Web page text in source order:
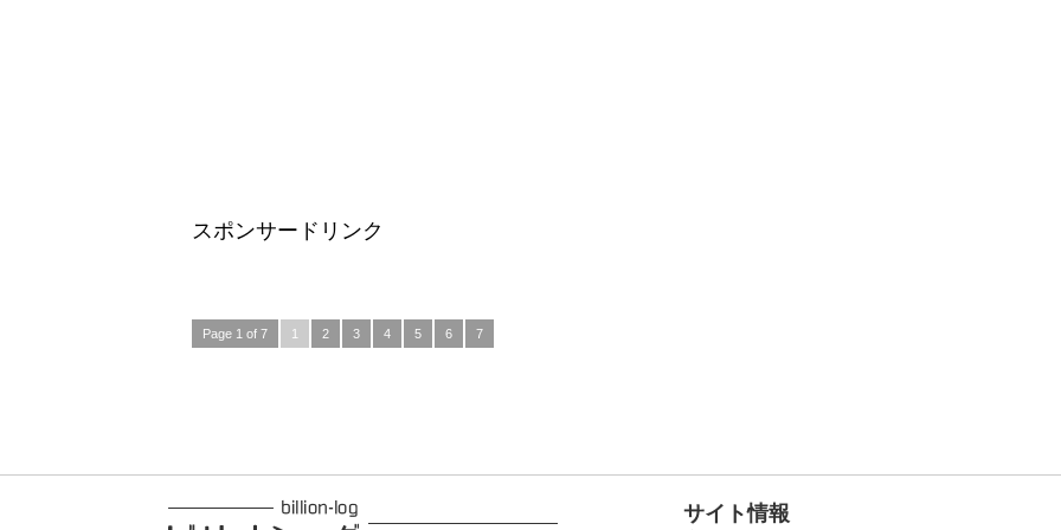
スポンサードリンク
Page 1 of 7 1 2 3 4 5 6 7
サイト情報